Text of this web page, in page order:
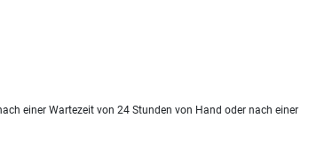
einer Wartezeit von 24 Stunden von Hand oder nach einer